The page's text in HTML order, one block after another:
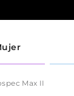
Max II